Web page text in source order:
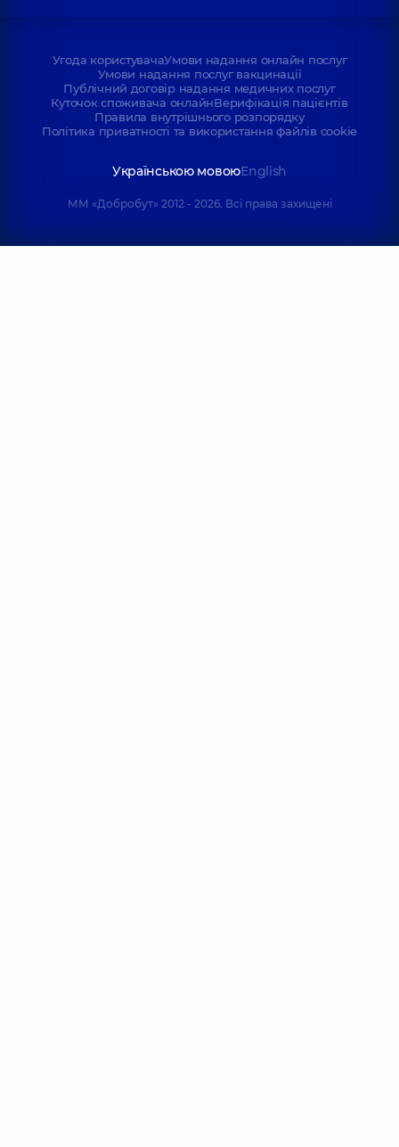
Угода користувачаУмови надання онлайн послуг
Умови надання послуг вакцинації
Публічний договір надання медичних послуг
Куточок споживача онлайнВерифікація пацієнтів
Правила внутрішнього розпорядку
Політика приватності та використання файлів cookie
Українською мовоюEnglish
ММ «Добробут» 2012 - 2026. Всі права захищені